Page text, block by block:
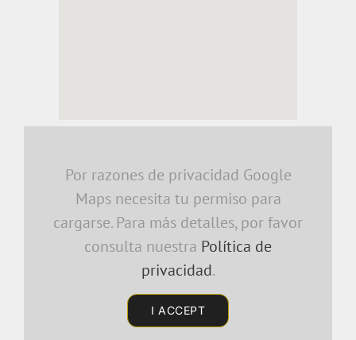
Por razones de privacidad Google
Maps necesita tu permiso para
cargarse. Para más detalles, por favor
consulta nuestra Política de
privacidad.
I ACCEPT